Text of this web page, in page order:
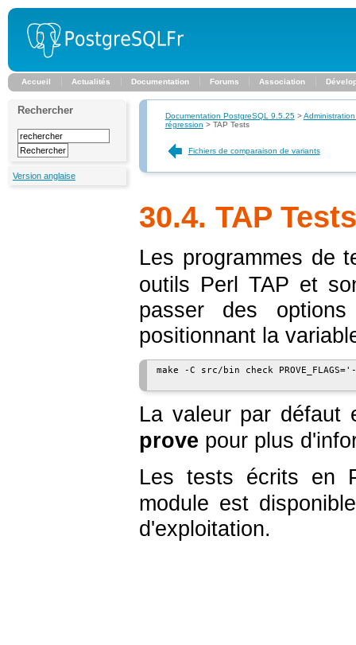
Accueil Actualités Documentation Forums Association
Rechercher
Version anglaise
Documentation PostgreSQL 9.5.25>
régression > TAP Tests
Fichiers de comparaison de variants
30.4. TAP Tests
Les programmes de
outils Perl TAP et
passer des
positionnant la
make -C src/bin check
La valeur par défaut
prove pour plus
Les tests écrits en
module est
d'exploitation.